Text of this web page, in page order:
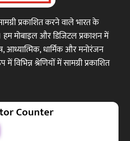
प्रकाशित करने वाले भारत के
मोबाइल और डिजिटल प्रकाशन में
आध्यात्मिक, धार्मिक और मनोरंजन
विभिन्न श्रेणियों में सामग्री प्रकाशित
Counter